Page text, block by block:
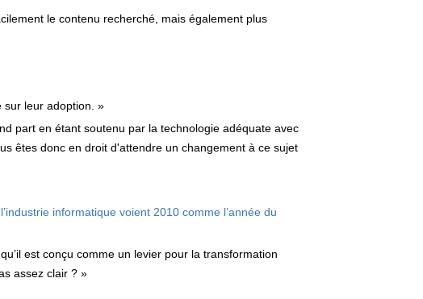
le contenu recherché, mais également plus
sur leur adoption. »
part en étant soutenu par la technologie adéquate avec
êtes donc en droit d'attendre un changement à ce sujet
informatique voient 2010 comme l’année du
est conçu comme un levier pour la transformation
assez clair ? »